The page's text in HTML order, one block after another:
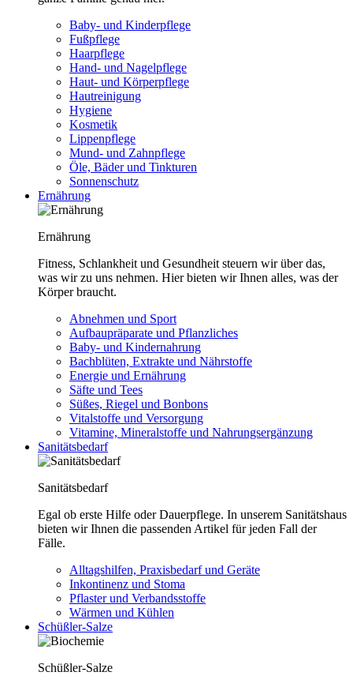
Baby- und Kinderpflege
Fußpflege
Haarpflege
Hand- und Nagelpflege
Haut- und Körperpflege
Hautreinigung
Hygiene
Kosmetik
Lippenpflege
Mund- und Zahnpflege
Öle, Bäder und Tinkturen
Sonnenschutz
Ernährung
Ernährung
Fitness, Schlankheit und Gesundheit steuern wir über das,
was wir zu uns nehmen. Hier bieten wir Ihnen alles, was der
Körper braucht.
Abnehmen und Sport
Aufbaupräparate und Pflanzliches
Baby- und Kindernahrung
Bachblüten, Extrakte und Nährstoffe
Energie und Ernährung
Säfte und Tees
Süßes, Riegel und Bonbons
Vitalstoffe und Versorgung
Vitamine, Mineralstoffe und Nahrungsergänzung
Sanitätsbedarf
Sanitätsbedarf
Egal ob erste Hilfe oder Dauerpflege. In unserem Sanitätshaus
bieten wir Ihnen die passenden Artikel für jeden Fall der
Fälle.
Alltagshilfen, Praxisbedarf und Geräte
Inkontinenz und Stoma
Pflaster und Verbandsstoffe
Wärmen und Kühlen
Schüßler-Salze
Schüßler-Salze